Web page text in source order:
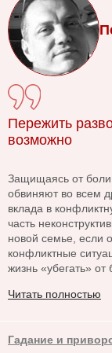
Пережить
возможно
Защищаясь от боли
обвиняют во всем
вклада в
часть
новой семье, если
конфликтные
жизнь «убегать» от
Читать полностью
Гадание и